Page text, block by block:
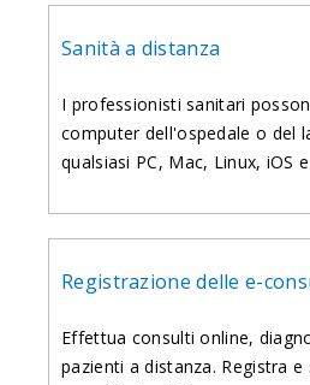
Sanità a distanza
I professionisti sanitari
computer dell'ospedale o del
qualsiasi PC, Mac, Linux, iOS
Registrazione delle e-
Effettua consulti online,
pazienti a distanza. Registra